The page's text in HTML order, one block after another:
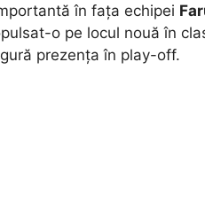
în fața echipei
o pe locul nouă în
prezența în play-off.